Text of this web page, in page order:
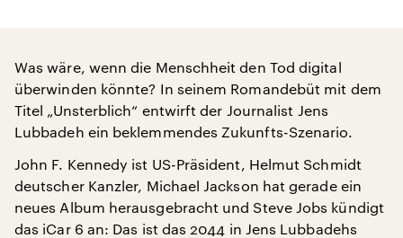
Was wäre, wenn die Menschheit den Tod digital
überwinden könnte? In seinem Romandebüt mit dem
Titel „Unsterblich“ entwirft der Journalist Jens
Lubbadeh ein beklemmendes Zukunfts-Szenario.
John F. Kennedy ist US-Präsident, Helmut Schmidt
deutscher Kanzler, Michael Jackson hat gerade ein
neues Album herausgebracht und Steve Jobs kündigt
das iCar 6 an: Das ist das 2044 in Jens Lubbadehs